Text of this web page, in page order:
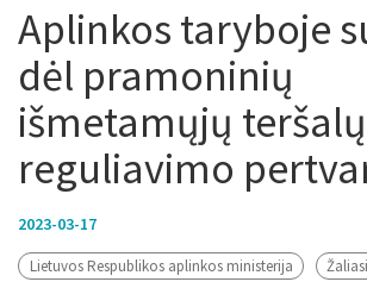
Aplinkos taryboje
dėl pramoninių
išmetamųjų teršalų
reguliavimo
2023-03-17
Lietuvos Respublikos aplinkos ministerija